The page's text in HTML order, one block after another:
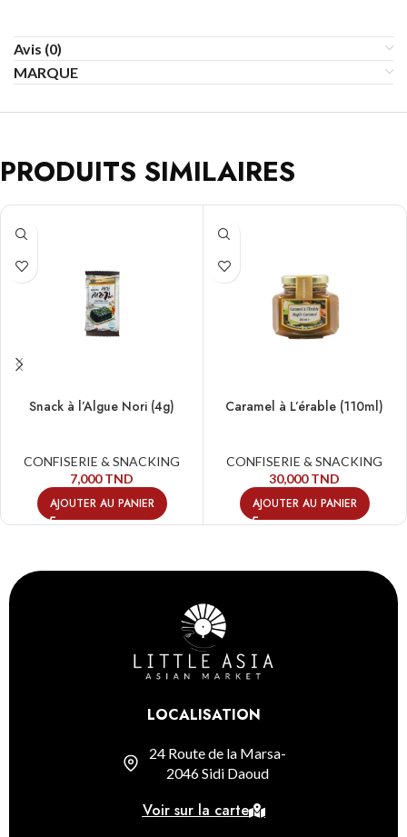
Avis (0)
MARQUE
PRODUITS SIMILAIRES
Snack à l’Algue Nori (4g)
CONFISERIE & SNACKING
7,000TND
AJOUTER AU PANIER
Caramel à L’érable (110ml)
CONFISERIE & SNACKING
30,000TND
AJOUTER AU PANIER
LOCALISATION
24 Route de la Marsa-
2046 Sidi Daoud
Voir sur la carte